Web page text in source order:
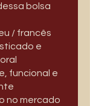
bolsa
/ francês
e
funcional e
no mercado